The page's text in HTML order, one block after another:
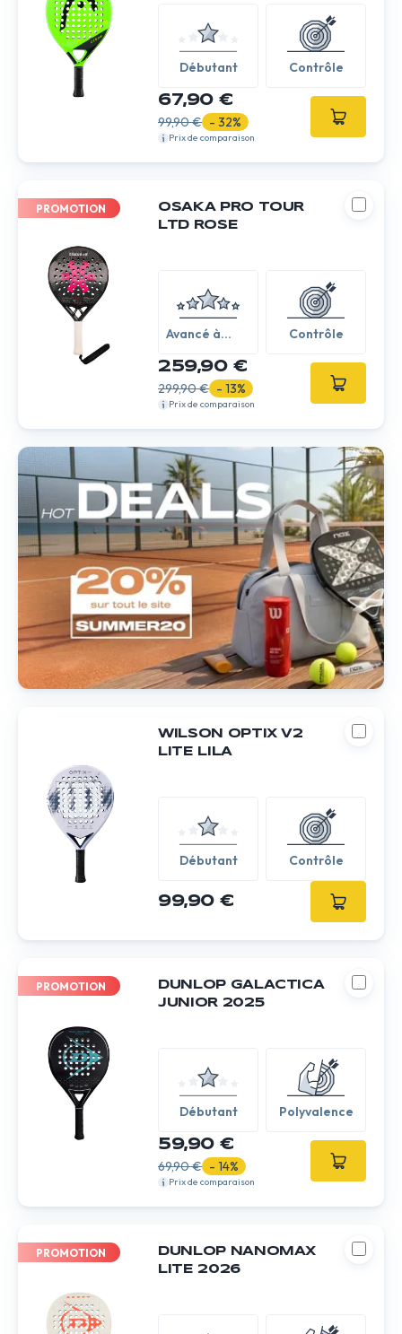
Débutant Contrôle
67,90 €
99,90 € - 32%
Prix de comparaison
PROMOTION
OSAKA PRO TOUR
LTD ROSE
Avancé à
Contrôle
259,90 €
299,90 € - 13%
Prix de comparaison
WILSON OPTIX V2
LITE LILA
Débutant Contrôle
99,90 €
PROMOTION
DUNLOP GALACTICA
JUNIOR 2025
Débutant Polyvalence
59,90 €
69,90 € - 14%
Prix de comparaison
PROMOTION
DUNLOP NANOMAX
LITE 2026